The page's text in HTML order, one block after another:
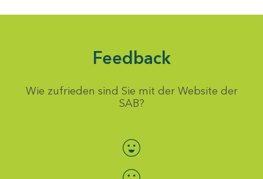
Feedback
Wie zufrieden sind Sie mit der Website der
SAB?
Bewertung auswählen